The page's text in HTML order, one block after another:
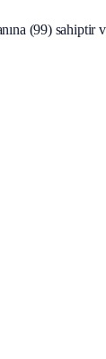
(99) sahiptir